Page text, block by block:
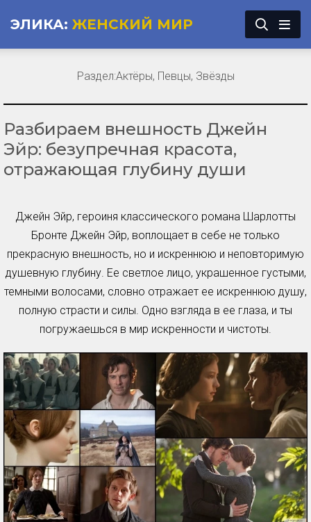
ЭЛИКА: ЖЕНСКИЙ МИР
Разбираем внешность Джейн
Эйр: безупречная красота,
отражающая глубину души
Джейн Эйр, героиня классического романа Шарлотты
Бронте Джейн Эйр, воплощает в себе не только
прекрасную внешность, но и искреннюю и неповторимую
душевную глубину. Ее светлое лицо, украшенное густыми,
темными волосами, словно отражает ее искреннюю душу,
полную страсти и силы. Одно взгляда в ее глаза, и ты
погружаешься в мир искренности и чистоты.
Раздел:Актёры, Певцы, Звёзды